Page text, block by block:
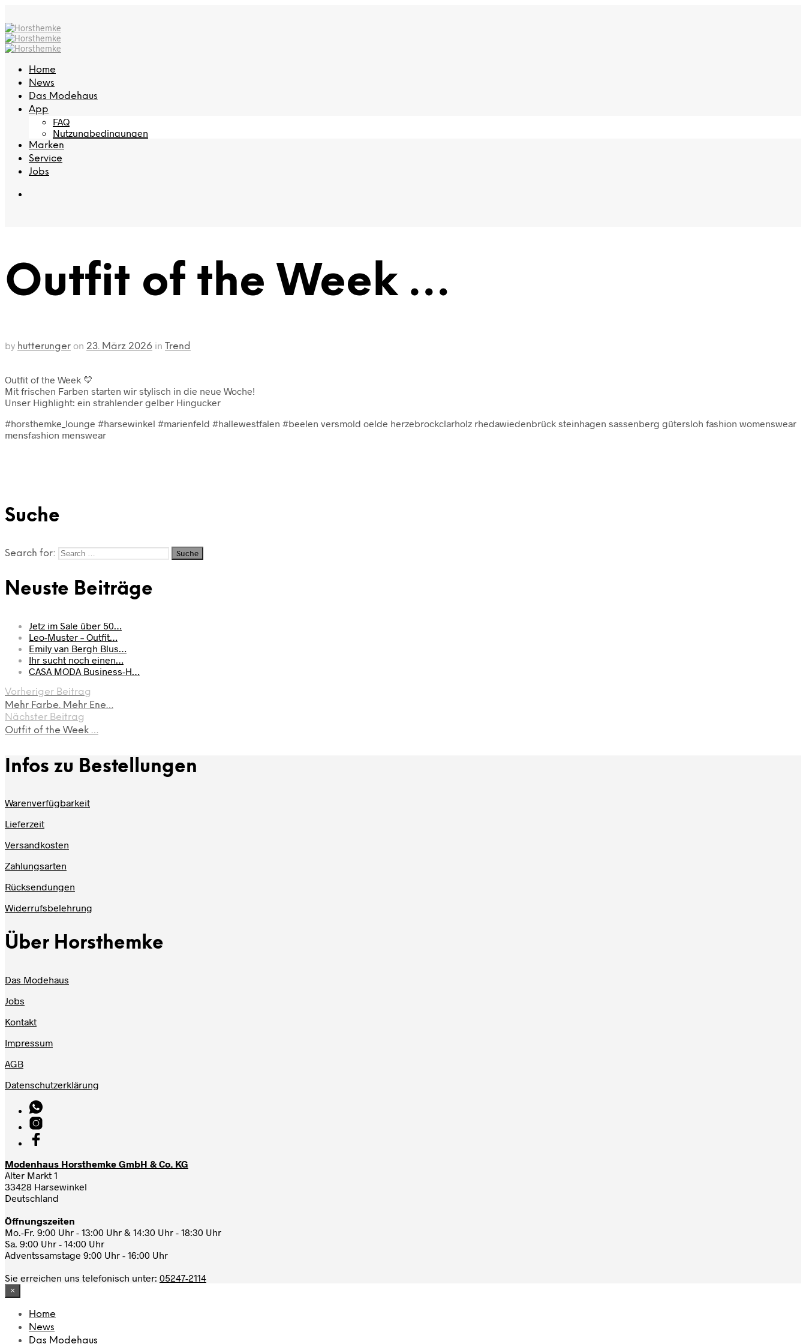
Home
News
Das Modehaus
App
FAQ
Nutzungbedingungen
Marken
Service
Jobs
Outfit of the Week …
by hutterunger on 23. März 2026 in Trend
Outfit of the Week 💛
Mit frischen Farben starten wir stylisch in die neue Woche!
Unser Highlight: ein strahlender gelber Hingucker
#horsthemke_lounge #harsewinkel #marienfeld #hallewestfalen #beelen versmold oelde herzebrockclarholz rhedawiedenbrück steinhagen sassenberg gütersloh fashion womenswear
mensfashion menswear
Suche
Search for:
Neuste Beiträge
Jetz im Sale über 50…
Leo-Muster – Outfit…
Emily van Bergh Blus…
Ihr sucht noch einen…
CASA MODA Business-H…
Vorheriger Beitrag
Mehr Farbe. Mehr Ene…
Nächster Beitrag
Outfit of the Week …
Infos zu Bestellungen
Warenverfügbarkeit
Lieferzeit
Versandkosten
Zahlungsarten
Rücksendungen
Widerrufsbelehrung
Über Horsthemke
Das Modehaus
Jobs
Kontakt
Impressum
AGB
Datenschutzerklärung
Modenhaus Horsthemke GmbH & Co. KG
Alter Markt 1
33428 Harsewinkel
Deutschland
Öffnungszeiten
Mo.-Fr. 9:00 Uhr - 13:00 Uhr & 14:30 Uhr - 18:30 Uhr
Sa. 9:00 Uhr - 14:00 Uhr
Adventssamstage 9:00 Uhr - 16:00 Uhr
Sie erreichen uns telefonisch unter: 05247-2114
×
Home
News
Das Modehaus